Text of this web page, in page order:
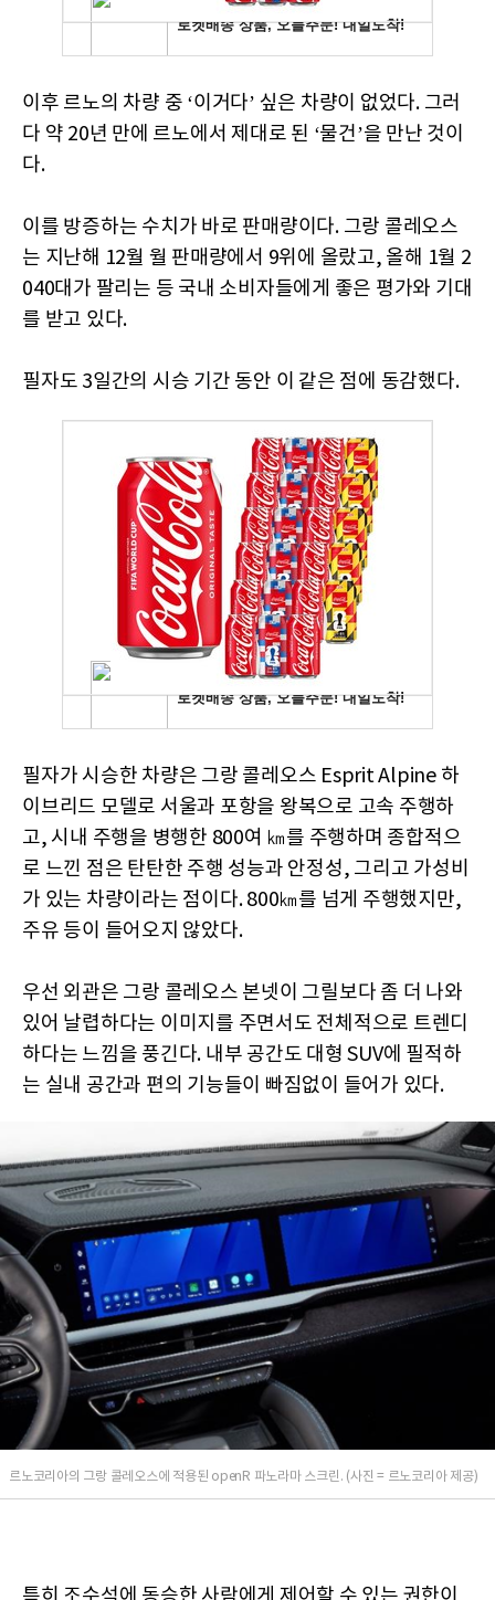
이후 르노의 차량 중 ‘이거다’ 싶은 차량이 없었다. 그러
다 약 20년 만에 르노에서 제대로 된 ‘물건’을 만난 것이
다.
이를 방증하는 수치가 바로 판매량이다. 그랑 콜레오스
는 지난해 12월 월 판매량에서 9위에 올랐고, 올해 1월 2
040대가 팔리는 등 국내 소비자들에게 좋은 평가와 기대
를 받고 있다.
필자도 3일간의 시승 기간 동안 이 같은 점에 동감했다.
필자가 시승한 차량은 그랑 콜레오스 Esprit Alpine 하
이브리드 모델로 서울과 포항을 왕복으로 고속 주행하
고, 시내 주행을 병행한 800여 ㎞를 주행하며 종합적으
로 느낀 점은 탄탄한 주행 성능과 안정성, 그리고 가성비
가 있는 차량이라는 점이다. 800㎞를 넘게 주행했지만,
주유 등이 들어오지 않았다.
우선 외관은 그랑 콜레오스 본넷이 그릴보다 좀 더 나와
있어 날렵하다는 이미지를 주면서도 전체적으로 트렌디
하다는 느낌을 풍긴다. 내부 공간도 대형 SUV에 필적하
는 실내 공간과 편의 기능들이 빠짐없이 들어가 있다.
르노코리아의 그랑 콜레오스에 적용된 openR 파노라마 스크린. (사진 = 르노코리아 제공)